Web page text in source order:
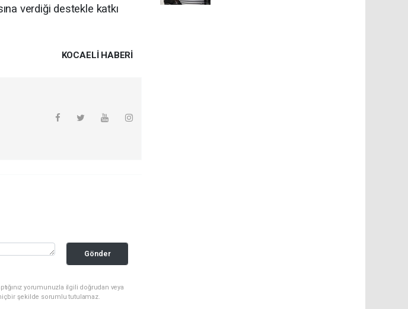
verdiği destekle katkı
KOCAELI HABERİ
Gönder
yorumunuzla ilgili doğrudan veya
şekilde sorumlu tutulamaz.